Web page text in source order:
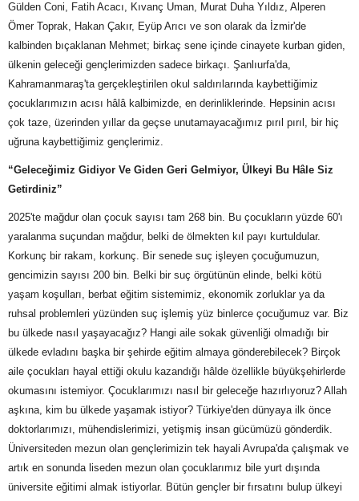
Gülden Coni, Fatih Acacı, Kıvanç Uman, Murat Duha Yıldız, Alperen
Ömer Toprak, Hakan Çakır, Eyüp Arıcı ve son olarak da İzmir'de
kalbinden bıçaklanan Mehmet; birkaç sene içinde cinayete kurban giden,
ülkenin geleceği gençlerimizden sadece birkaçı. Şanlıurfa'da,
Kahramanmaraş'ta gerçekleştirilen okul saldırılarında kaybettiğimiz
çocuklarımızın acısı hâlâ kalbimizde, en derinliklerinde. Hepsinin acısı
çok taze, üzerinden yıllar da geçse unutamayacağımız pırıl pırıl, bir hiç
uğruna kaybettiğimiz gençlerimiz.
“Geleceğimiz Gidiyor Ve Giden Geri Gelmiyor, Ülkeyi Bu Hâle Siz
Getirdiniz”
2025'te mağdur olan çocuk sayısı tam 268 bin. Bu çocukların yüzde 60'ı
yaralanma suçundan mağdur, belki de ölmekten kıl payı kurtuldular.
Korkunç bir rakam, korkunç. Bir senede suç işleyen çocuğumuzun,
gencimizin sayısı 200 bin. Belki bir suç örgütünün elinde, belki kötü
yaşam koşulları, berbat eğitim sistemimiz, ekonomik zorluklar ya da
ruhsal problemleri yüzünden suç işlemiş yüz binlerce çocuğumuz var. Biz
bu ülkede nasıl yaşayacağız? Hangi aile sokak güvenliği olmadığı bir
ülkede evladını başka bir şehirde eğitim almaya gönderebilecek? Birçok
aile çocukları hayal ettiği okulu kazandığı hâlde özellikle büyükşehirlerde
okumasını istemiyor. Çocuklarımızı nasıl bir geleceğe hazırlıyoruz? Allah
aşkına, kim bu ülkede yaşamak istiyor? Türkiye'den dünyaya ilk önce
doktorlarımızı, mühendislerimizi, yetişmiş insan gücümüzü gönderdik.
Üniversiteden mezun olan gençlerimizin tek hayali Avrupa'da çalışmak ve
artık en sonunda liseden mezun olan çocuklarımız bile yurt dışında
üniversite eğitimi almak istiyorlar. Bütün gençler bir fırsatını bulup ülkeyi